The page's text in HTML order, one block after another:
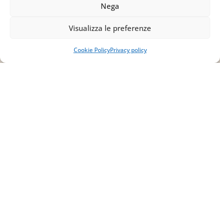
Nega
Visualizza le preferenze
Cookie PolicyPrivacy policy